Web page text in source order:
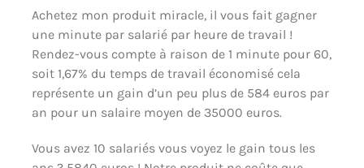
Achetez mon produit miracle, il vous fait gagner
une minute par salarié par heure de travail !
Rendez-vous compte à raison de 1 minute pour 60,
soit 1,67% du temps de travail économisé cela
représente un gain d’un peu plus de 584 euros par
an pour un salaire moyen de 35000 euros.
Vous avez 10 salariés vous voyez le gain tous les